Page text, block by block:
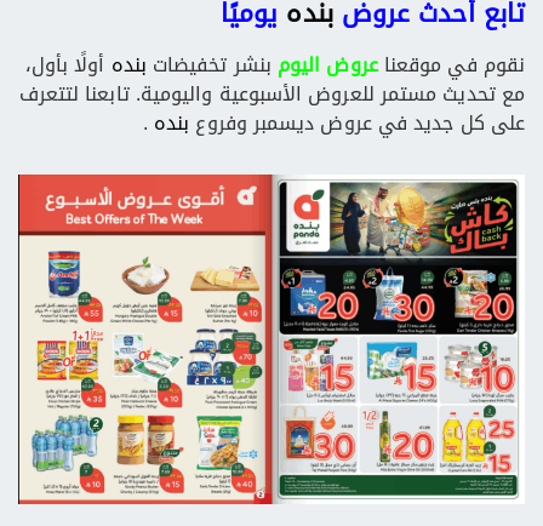
تابع أحدث عروضبنده يوميًا
نقوم في موقعناعروض اليوم بنشر تخفيضات بنده أولًا بأول،
مع تحديث مستمر للعروض الأسبوعية واليومية. تابعنا لتتعرف
على كل جديد في عروض ديسمبر وفروع بنده .